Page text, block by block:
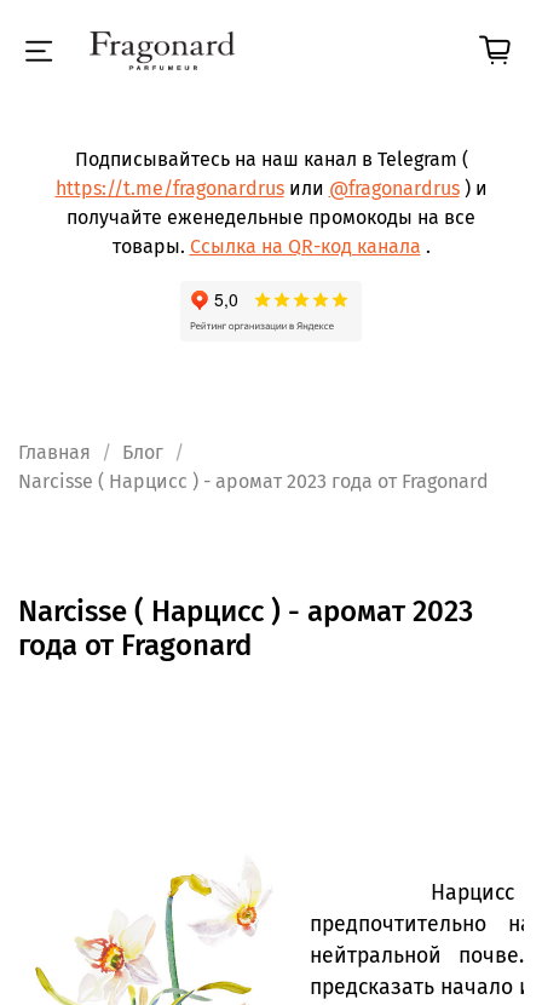
Подписывайтесь на наш канал в Telegram (
https://t.me/fragonardrusили @fragonardrus) и
получайте еженедельные промокоды на все
товары. Ссылка на QR-код канала .
Главная
Блог
Narcisse ( Нарцисс ) - аромат 2023 года от Fragonard
Narcisse ( Нарцисс ) - аромат 2023
года от Fragonard
Нарцисс растет
предпочтительно
нейтральной
предсказать начало